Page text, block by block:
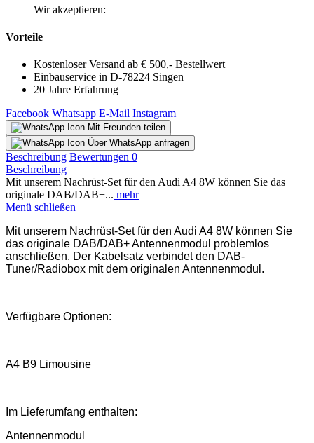
Wir akzeptieren:
Vorteile
Kostenloser Versand ab € 500,- Bestellwert
Einbauservice in D-78224 Singen
20 Jahre Erfahrung
Facebook Whatsapp E-Mail Instagram
Mit Freunden teilen
Über WhatsApp anfragen
Beschreibung Bewertungen 0
Beschreibung
Mit unserem Nachrüst-Set für den Audi A4 8W können Sie das
originale DAB/DAB+... mehr
Menü schließen
Mit unserem Nachrüst-Set für den Audi A4 8W können Sie
das originale DAB/DAB+ Antennenmodul problemlos
anschließen. Der Kabelsatz verbindet den DAB-
Tuner/Radiobox mit dem originalen Antennenmodul.
Verfügbare Optionen:
A4 B9 Limousine
Im Lieferumfang enthalten:
Antennenmodul